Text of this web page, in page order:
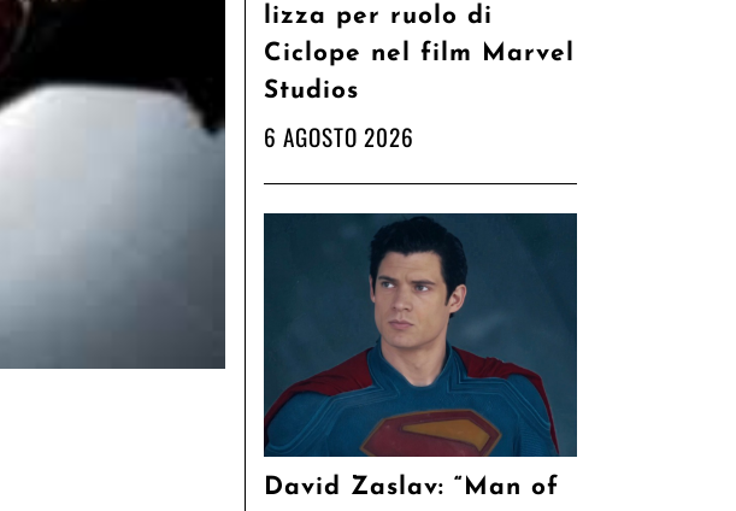
lizza per ruolo di
Ciclope nel film Marvel
Studios
6 AGOSTO 2026
David Zaslav: “Man of